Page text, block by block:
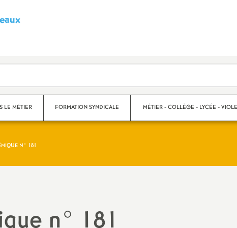
S
n
d
i
t
LE MÉTIER FORMATION SYNDICALE MÉTIER - COLLÈGE - LYCÉE -
N° 181
n° 181